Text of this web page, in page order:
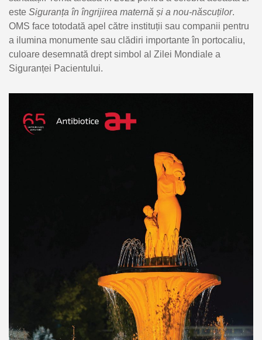
este Siguranța în îngrijirea maternă și a nou-născuților.
OMS face totodată apel către instituții sau companii pentru
a ilumina monumente sau clădiri importante în portocaliu,
culoare desemnată drept simbol al Zilei Mondiale a
Siguranței Pacientului.